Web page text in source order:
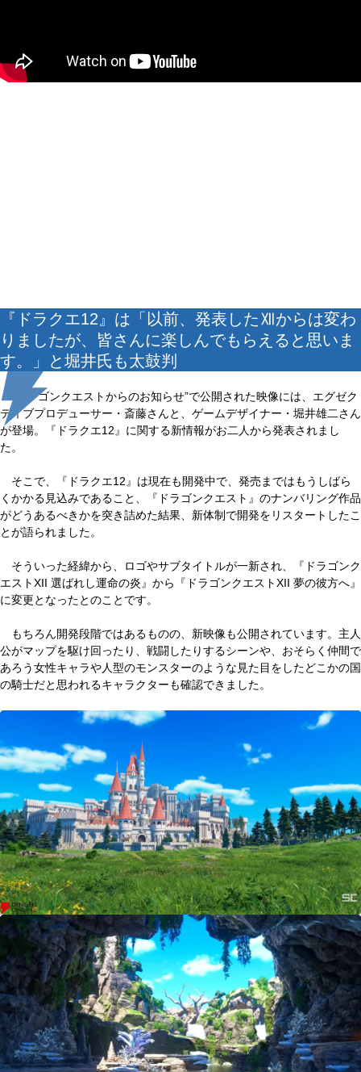
『ドラクエ12』は「以前、発表したⅫからは変わ
りましたが、皆さんに楽しんでもらえると思いま
す。」と堀井氏も太鼓判
“ドラゴンクエストからのお知らせ”で公開された映像には、エグゼク
ティブプロデューサー・斎藤さんと、ゲームデザイナー・堀井雄二さん
が登場。『ドラクエ12』に関する新情報がお二人から発表されまし
た。
そこで、『ドラクエ12』は現在も開発中で、発売まではもうしばら
くかかる見込みであること、『ドラゴンクエスト』のナンバリング作品
がどうあるべきかを突き詰めた結果、新体制で開発をリスタートしたこ
とが語られました。
そういった経緯から、ロゴやサブタイトルが一新され、『ドラゴンク
エストXII 選ばれし運命の炎』から『ドラゴンクエストXII 夢の彼方へ』
に変更となったとのことです。
もちろん開発段階ではあるものの、新映像も公開されています。主人
公がマップを駆け回ったり、戦闘したりするシーンや、おそらく仲間で
あろう女性キャラや人型のモンスターのような見た目をしたどこかの国
の騎士だと思われるキャラクターも確認できました。